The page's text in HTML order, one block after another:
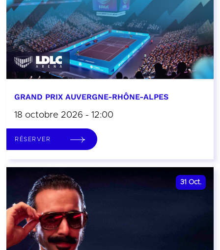
GRAND PRIX AUVERGNE-RHÔNE-ALPES
18 octobre 2026 - 12:00
RÉSERVER
31 Oct.